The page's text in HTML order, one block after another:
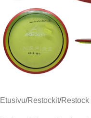
Etusivu/Restockit/Restock